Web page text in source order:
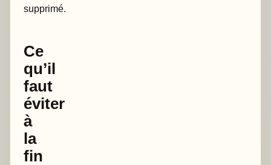
supprimé.
Ce
qu’il
faut
éviter
à
la
fin